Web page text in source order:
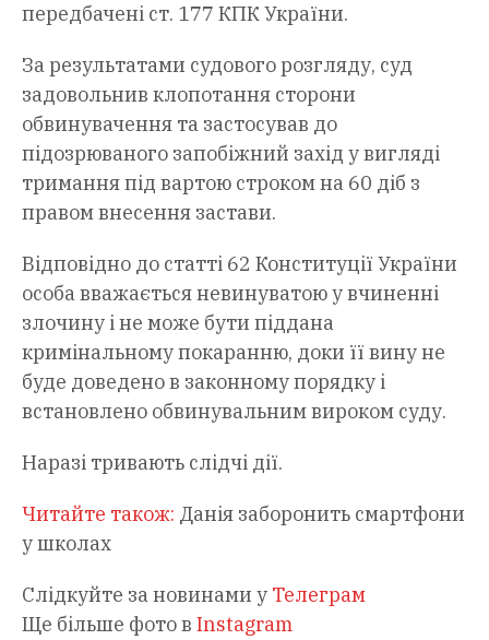
передбачені ст. 177 КПК України.
За результатами судового розгляду, суд
задовольнив клопотання сторони
обвинувачення та застосував до
підозрюваного запобіжний захід у вигляді
тримання під вартою строком на 60 діб з
правом внесення застави.
Відповідно до статті 62 Конституції України
особа вважається невинуватою у вчиненні
злочину і не може бути піддана
кримінальному покаранню, доки її вину не
буде доведено в законному порядку і
встановлено обвинувальним вироком суду.
Наразі тривають слідчі дії.
Читайте також: Данія заборонить смартфони
у школах
Слідкуйте за новинами у Телеграм
Ще більше фото в Instagram